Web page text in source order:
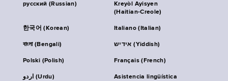
русский (Russian)
Kreyòl Ayisyen
(Haitian-Creole)
한국어 (Korean) Italiano (Italian)
বাংলা (Bengali) אידיש (Yiddish)
Polski (Polish) Français (French)
اردو (Urdu)
Asistencia lingüística